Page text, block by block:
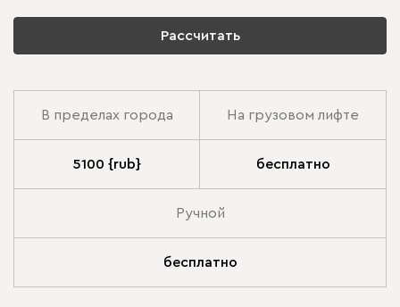
Рассчитать
В пределах города На грузовом лифте
5100 {rub} бесплатно
Ручной
бесплатно